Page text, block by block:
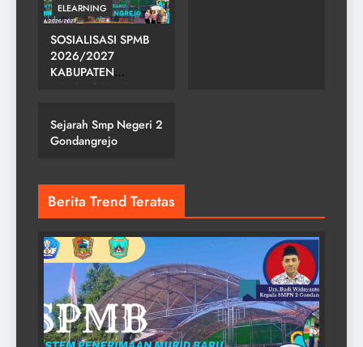
ELEARNING
SOSIALISASI SPMB
2026/2027
KABUPATEN
KARANGANYAR DI
GONDANGREJO
SMP NEGERI 2
Sejarah Smp Negeri 2
Gondangrejo
Berita Trend Teratas